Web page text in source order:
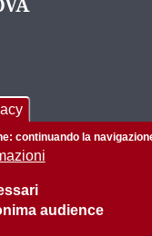
riservati
continuando la
audience